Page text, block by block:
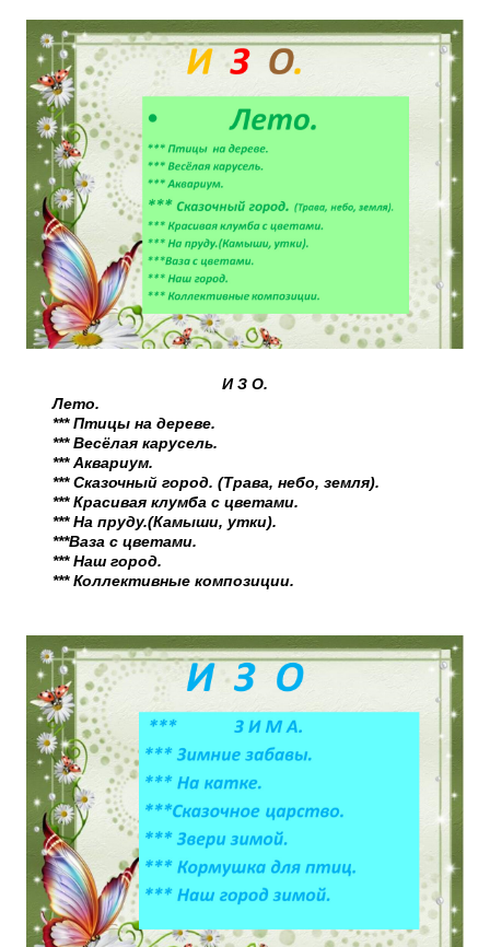
И З О.
Лето.
*** Птицы на дереве.
*** Весёлая карусель.
*** Аквариум.
*** Сказочный город. (Трава, небо, земля).
*** Красивая клумба с цветами.
*** На пруду.(Камыши, утки).
***Ваза с цветами.
*** Наш город.
*** Коллективные композиции.